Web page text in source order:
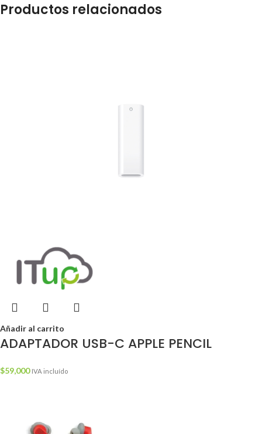
Productos relacionados
Añadir al carrito
ADAPTADOR USB-C APPLE PENCIL
$59,000 IVA incluído